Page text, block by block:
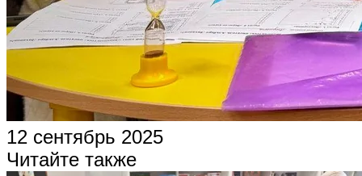
12 сентябрь 2025
Читайте также